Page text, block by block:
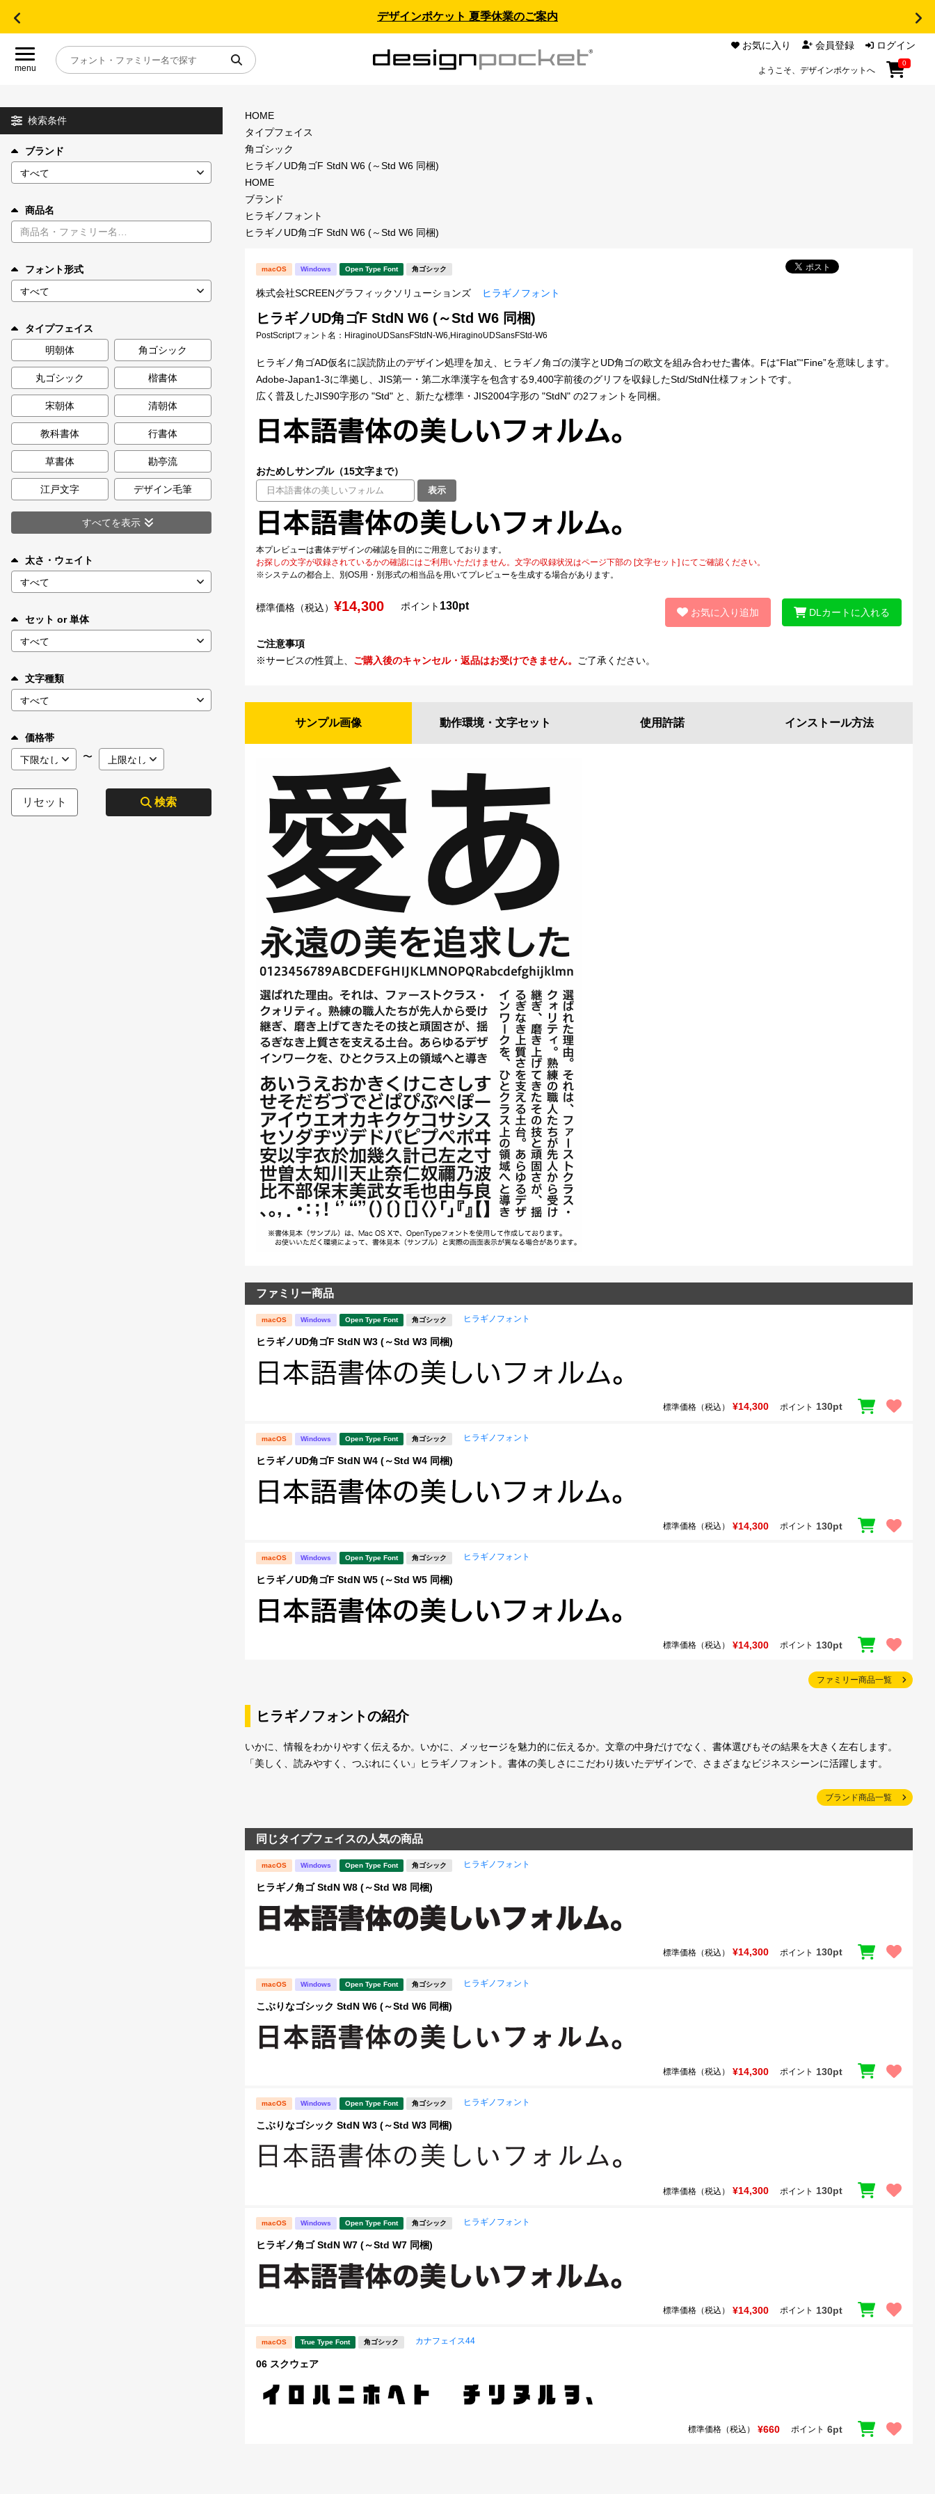
デザインポケット 夏季休業のご案内
menu
お気に入り 会員登録 ログイン
ようこそ、デザインポケットへ
0
目的別フォントガイド
特集
年間ライセンス商品
キャンペーン一覧
カート 0
マイページ
お気に入り
ご利用ガイド
お問い合わせ
検索条件
ブランド
商品名
フォント形式
タイプフェイス
明朝体
角ゴシック
丸ゴシック 楷書体
宋朝体 清朝体
教科書体 行書体
草書体 勘亭流
江戸文字 デザイン毛筆
すべてを表示
太さ・ウェイト
セット or 単体
文字種類
価格帯
〜
リセット 検索
HOME
タイプフェイス
角ゴシック
ヒラギノUD角ゴF StdN W6 (～Std W6 同梱)
HOME
ブランド
ヒラギノフォント
ヒラギノUD角ゴF StdN W6 (～Std W6 同梱)
macOS Windows Open Type Font 角ゴシック
株式会社SCREENグラフィックソリューションズ ヒラギノフォント
ヒラギノUD角ゴF StdN W6 (～Std W6 同梱)
PostScriptフォント名： HiraginoUDSansFStdN-W6,HiraginoUDSansFStd-W6
ヒラギノ角ゴAD仮名に誤読防止のデザイン処理を加え、ヒラギノ角ゴの漢字とUD角ゴの欧文を組み合わせた書体。Fは“Flat”“Fine”を意味します。
Adobe-Japan1-3に準拠し、JIS第一・第二水準漢字を包含する9,400字前後のグリフを収録したStd/StdN仕様フォントです。
広く普及したJIS90字形の "Std" と、新たな標準・JIS2004字形の "StdN" の2フォントを同梱。
おためしサンプル（15文字まで）
表示
本プレビューは書体デザインの確認を目的にご用意しております。
お探しの文字が収録されているかの確認にはご利用いただけません。文字の収録状況はページ下部の [文字セット] にてご確認ください。
※システムの都合上、別OS用・別形式の相当品を用いてプレビューを生成する場合があります。
標準価格（税込） ¥14,300 ポイント 130pt
お気に入り追加 DLカートに入れる
ご注意事項
※サービスの性質上、 ご購入後のキャンセル・返品はお受けできません。 ご了承ください。
サンプル画像 動作環境・ 文字セット 使用許諾 インストール方法
ファミリー商品
macOS Windows Open Type Font 角ゴシック ヒラギノフォント
ヒラギノUD角ゴF StdN W3 (～Std W3 同梱)
標準価格（税込） ¥14,300 ポイント 130pt
macOS Windows Open Type Font 角ゴシック ヒラギノフォント
ヒラギノUD角ゴF StdN W4 (～Std W4 同梱)
標準価格（税込） ¥14,300 ポイント 130pt
macOS Windows Open Type Font 角ゴシック ヒラギノフォント
ヒラギノUD角ゴF StdN W5 (～Std W5 同梱)
標準価格（税込） ¥14,300 ポイント 130pt
ファミリー商品一覧
ヒラギノフォントの紹介
いかに、情報をわかりやすく伝えるか。いかに、メッセージを魅力的に伝えるか。文章の中身だけでなく、書体選びもその結果を大きく左右します。
「美しく、読みやすく、つぶれにくい」ヒラギノフォント。書体の美しさにこだわり抜いたデザインで、さまざまなビジネスシーンに活躍します。
ブランド商品一覧
同じタイプフェイスの人気の商品
macOS Windows Open Type Font 角ゴシック ヒラギノフォント
ヒラギノ角ゴ StdN W8 (～Std W8 同梱)
標準価格（税込） ¥14,300 ポイント 130pt
macOS Windows Open Type Font 角ゴシック ヒラギノフォント
こぶりなゴシック StdN W6 (～Std W6 同梱)
標準価格（税込） ¥14,300 ポイント 130pt
macOS Windows Open Type Font 角ゴシック ヒラギノフォント
こぶりなゴシック StdN W3 (～Std W3 同梱)
標準価格（税込） ¥14,300 ポイント 130pt
macOS Windows Open Type Font 角ゴシック ヒラギノフォント
ヒラギノ角ゴ StdN W7 (～Std W7 同梱)
標準価格（税込） ¥14,300 ポイント 130pt
macOS True Type Font 角ゴシック カナフェイス44
06 スクウェア
標準価格（税込） ¥660 ポイント 6pt